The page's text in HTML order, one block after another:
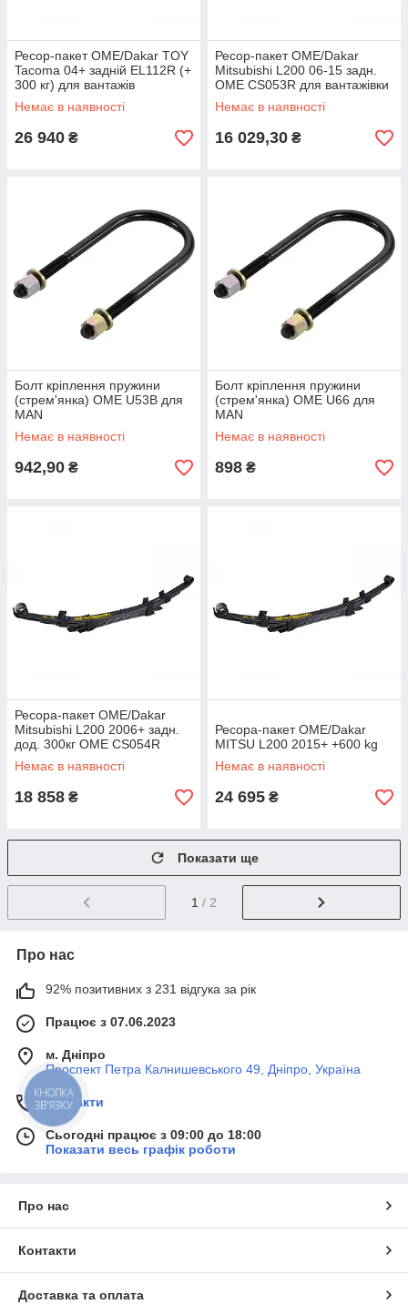
Ресор-пакет OME/Dakar TOY
Tacoma 04+ задній EL112R (+
300 кг) для вантажів
Немає в наявності
26 940 ₴
Ресор-пакет OME/Dakar
Mitsubishi L200 06-15 задн.
OME CS053R для вантажівки
Немає в наявності
16 029,30 ₴
Болт кріплення пружини
(стрем'янка) OME U53B для
MAN
Немає в наявності
942,90 ₴
Болт кріплення пружини
(стрем'янка) OME U66 для
MAN
Немає в наявності
898 ₴
Ресора-пакет OME/Dakar
Mitsubishi L200 2006+ задн.
дод. 300кг OME CS054R
Немає в наявності
18 858 ₴
Ресора-пакет OME/Dakar
MITSU L200 2015+ +600 kg
Немає в наявності
24 695 ₴
Показати ще
1 / 2
Про нас
92% позитивних з 231 відгука за рік
Працює з 07.06.2023
м. Дніпро
Проспект Петра Калнишевського 49, Дніпро, Україна
Контакти
Сьогодні працює з 09:00 до 18:00
Показати весь графік роботи
Про нас
Контакти
Доставка та оплата
КНОПКА
ЗВ'ЯЗКУ